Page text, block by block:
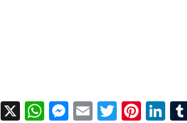
Facebook
X WhatsApp
Messenger
EmailTwitter